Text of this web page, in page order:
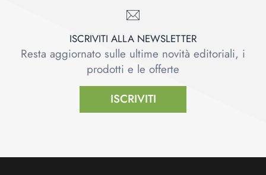
ISCRIVITI ALLA NEWSLETTER
Resta aggiornato sulle ultime novità editoriali, i
prodotti e le offerte
ISCRIVITI